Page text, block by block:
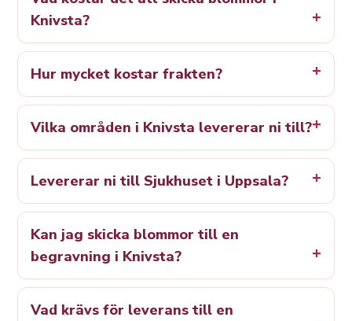
Knivsta?
Hur mycket kostar frakten?
Vilka områden i Knivsta levererar ni till?
Levererar ni till Sjukhuset i Uppsala?
Kan jag skicka blommor till en
begravning i Knivsta?
Vad krävs för leverans till en